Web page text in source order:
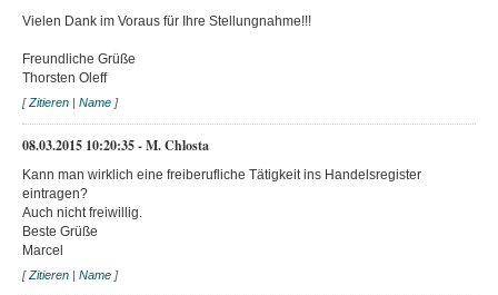
Vielen Dank im Voraus für Ihre Stellungnahme!!!
Freundliche Grüße
Thorsten Oleff
[Zitieren | Name ]
08.03.2015 10:20:35 - M. Chlosta
Kann man wirklich eine freiberufliche Tätigkeit ins Handelsregister
eintragen?
Auch nicht freiwillig.
Beste Grüße
Marcel
[Zitieren | Name ]